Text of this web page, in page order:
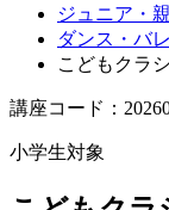
ジュニア・
ダンス・バ
こどもクラ
講座コード：
小学生対象